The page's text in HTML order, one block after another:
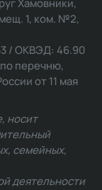
Хамовники,
1, ком. №2,
/ ОКВЭД: 46.90
перечню,
от 11 мая
носит
семейных,
деятельности